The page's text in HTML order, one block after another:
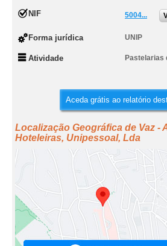
NIF 5004...
Forma jurídica UNIP
Atividade Pastelarias
Aceda grátis ao relatório
Localização Geográfica de Vaz -
Hoteleiras, Unipessoal, Lda